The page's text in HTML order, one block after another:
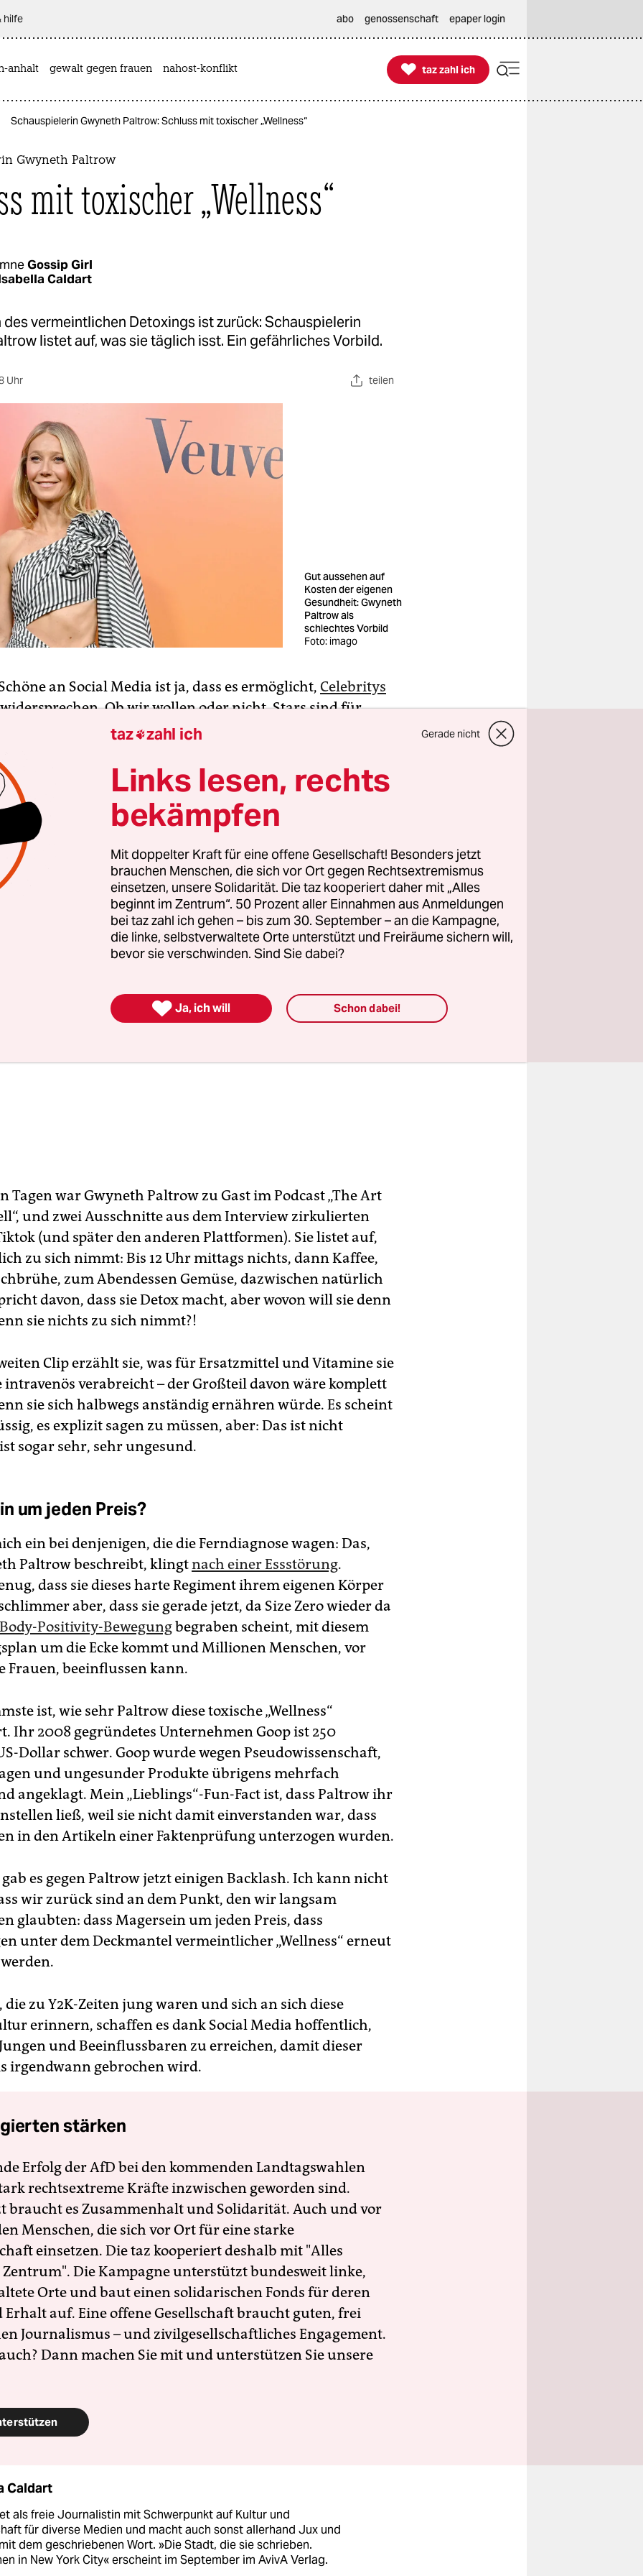
hilfe abo genossenschaft epaper login
anhalt gewalt gegen frauen nahost-konflikt 
taz zahl ich
taz zahl ich
Schauspielerin Gwyneth Paltrow: Schluss mit toxischer „Wellness“
Gwyneth Paltrow
mit toxischer „Wellness“
Gossip Girl
Caldart
des vermeintlichen Detoxings ist zurück: Schauspielerin
listet auf, was sie täglich isst. Ein gefährliches Vorbild.
Uhr teilen
Gut aussehen auf
Kosten der eigenen
Gesundheit: Gwyneth
Paltrow als
schlechtes Vorbild
Foto: imago
an Social Media ist ja, dass es ermöglicht, Celebritys
Ob wir wollen oder nicht, Stars sind für
Vorbilder, und auch diejenigen, die glauben, damit nichts
können sich dem Einfluss der Unterhaltungsbranche
alles
: Wir haben vom Lifestyle der Promis
die nötigen Ressourcen zu haben, ihn zu hinterfragen
hier primär von Kindern und Jugendlichen). Dank der
können jetzt Ex­per­t*in­nen und Betroffene direkt
und diesen Lifestyle in einen Kontext stellen.
Tagen war Gwyneth Paltrow zu Gast im Podcast „The Art
und zwei Ausschnitte aus dem Interview zirkulierten
(und später den anderen Plattformen). Sie listet auf,
zu sich nimmt: Bis 12 Uhr mittags nichts, dann Kaffee,
zum Abendessen Gemüse, dazwischen natürlich
davon, dass sie Detox macht, aber wovon will sie denn
sie nichts zu sich nimmt?!
Clip erzählt sie, was für Ersatzmittel und Vitamine sie
intravenös verabreicht – der Großteil davon wäre komplett
sie sich halbwegs anständig ernähren würde. Es scheint
es explizit sagen zu müssen, aber: Das ist nicht
sogar sehr, sehr ungesund.
um jeden Preis?
ein bei denjenigen, die die Ferndiagnose wagen: Das,
Paltrow beschreibt, klingtnach einer Essstörung.
dass sie dieses harte Regiment ihrem eigenen Körper
aber, dass sie gerade jetzt, da Size Zero wieder da
Body-Positivity-Bewegungbegraben scheint, mit diesem
um die Ecke kommt und Millionen Menschen, vor
Frauen, beeinflussen kann.
ist, wie sehr Paltrow diese toxische „Wellness“
Ihr 2008 gegründetes Unternehmen Goop ist 250
Dollar schwer. Goop wurde wegen Pseudowissenschaft,
und ungesunder Produkte übrigens mehrfach
angeklagt. Mein „Lieblings“-Fun-Fact ist, dass Paltrow ihr
ließ, weil sie nicht damit einverstanden war, dass
in den Artikeln einer Faktenprüfung unterzogen wurden.
es gegen Paltrow jetzt einigen Backlash. Ich kann nicht
wir zurück sind an dem Punkt, den wir langsam
glaubten: dass Magersein um jeden Preis, dass
unter dem Deckmantel vermeintlicher „Wellness“ erneut
zu Y2K-Zeiten jung waren und sich an sich diese
erinnern, schaffen es dank Social Media hoffentlich,
und Beeinflussbaren zu erreichen, damit dieser
irgendwann gebrochen wird.
stärken
Erfolg der AfD bei den kommenden Landtagswahlen
rechtsextreme Kräfte inzwischen geworden sind.
braucht es Zusammenhalt und Solidarität. Auch und vor
Menschen, die sich vor Ort für eine starke
einsetzen. Die taz kooperiert deshalb mit "Alles
Die Kampagne unterstützt bundesweit linke,
Orte und baut einen solidarischen Fonds für deren
Erhalt auf. Eine offene Gesellschaft braucht guten, frei
Journalismus – und zivilgesellschaftliches Engagement.
Dann machen Sie mit und unterstützen Sie unsere
Caldart
als freie Journalistin mit Schwerpunkt auf Kultur und
für diverse Medien und macht auch sonst allerhand Jux und
dem geschriebenen Wort. »Die Stadt, die sie schrieben.
in New York City« erscheint im September im AvivA Verlag.
taz zahl ich Gerade nicht
Links lesen, rechts
bekämpfen
Mit doppelter Kraft für eine offene Gesellschaft! Besonders jetzt
brauchen Menschen, die sich vor Ort gegen Rechtsextremismus
einsetzen, unsere Solidarität. Die taz kooperiert daher mit „Alles
beginnt im Zentrum“. 50 Prozent aller Einnahmen aus Anmeldungen
bei taz zahl ich gehen – bis zum 30. September – an die Kampagne,
die linke, selbstverwaltete Orte unterstützt und Freiräume sichern will,
bevor sie verschwinden. Sind Sie dabei?
 Ja, ich will Schon dabei!